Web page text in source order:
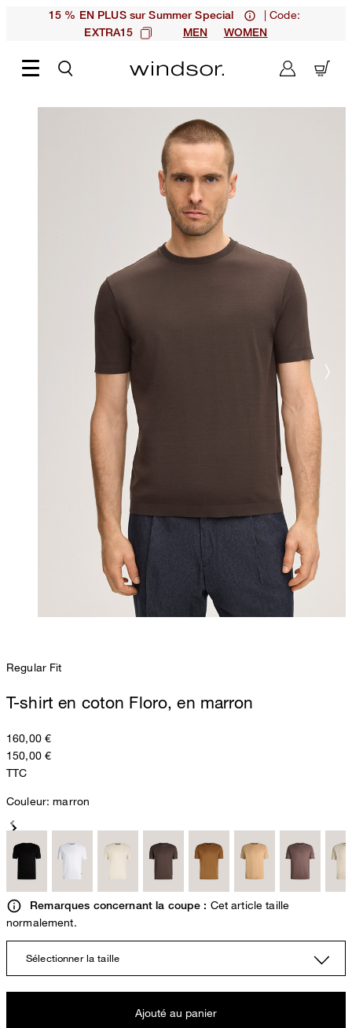
15 % EN PLUS sur Summer Special | Code:
EXTRA15 MEN WOMEN
Regular Fit
T-shirt en coton Floro, en marron
160,00 €
150,00 €
TTC
Couleur:marron
Remarques concernant la coupe : Cet article taille
normalement.
Sélectionner la taille
Ajouté au panier